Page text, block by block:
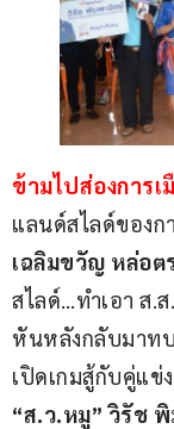
ข้ามไปส่องการ
แลนด์สไลด์ของก
เฉลิมขวัญ หล่อต
สไลด์…ทำเอา ส.
หันหลังกลับมาท
เปิดเกมสู้กับคู่แข่
“ส.ว.หมู” วิรัช